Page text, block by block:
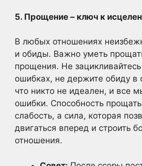
5. Прощение – ключ к
В любых отношениях
и обиды. Важно уметь
прощения. Не
ошибках, не держите обиду в
что никто не идеален, и все
ошибки. Способность прощать
слабость, а сила, которая
двигаться вперед и строить
отношения.